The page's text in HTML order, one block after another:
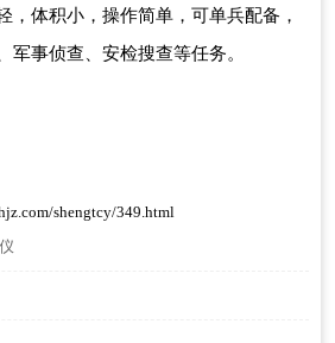
，体积小，操作简单，可单兵配备，
军事侦查、安检搜查等任务。
shengtcy/349.html